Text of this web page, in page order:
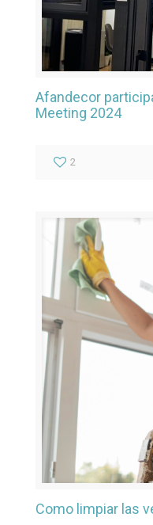
Afandecor
Meeting 2024
2
Como limpiar las